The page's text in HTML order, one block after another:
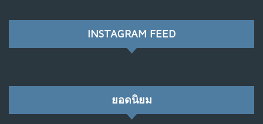
NO COMMENTS
เมื่อโลกออนไลน์ กลายเป็น“ศาลเตี้ย”
9
INSTAGRAM FEED
ยอดนิยม